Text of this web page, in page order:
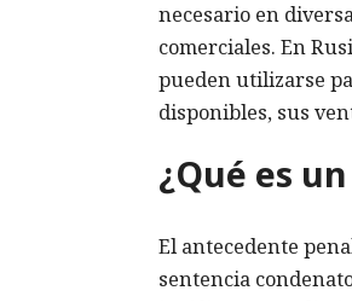
necesario en
comerciales. En
pueden utilizarse
disponibles, sus
¿Qué es
El antecedente
sentencia